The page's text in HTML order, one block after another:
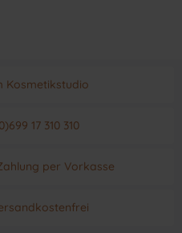
Kosmetikstudio
- Österreich
17 310 310
9 - 17 Uhr
per Vorkasse
aktuelles Produkt